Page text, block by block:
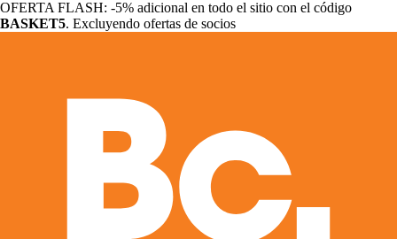
OFERTA FLASH: -5% adicional en todo el sitio con el código
BASKET5. Excluyendo ofertas de socios